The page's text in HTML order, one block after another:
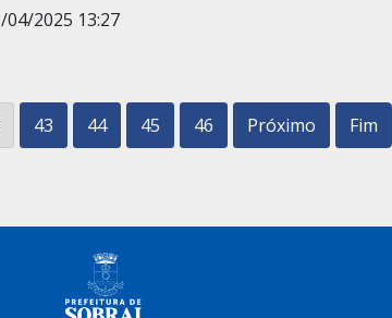
2025 13:27
43 44 45 46 Próximo Fim